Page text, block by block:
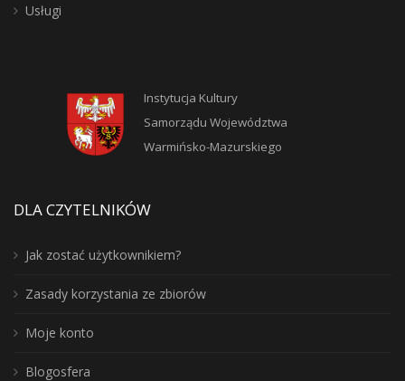
Usługi
Instytucja Kultury
Samorządu Województwa
Warmińsko-Mazurskiego
DLA CZYTELNIKÓW
Jak zostać użytkownikiem?
Zasady korzystania ze zbiorów
Moje konto
Blogosfera